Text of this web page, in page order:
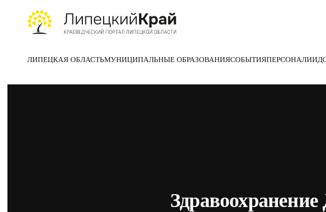
Skip to main content
ЛИПЕЦКАЯ ОБЛАСТЬМУНИЦИПАЛЬНЫЕ ОБРАЗОВАНИЯСОБЫТИЯПЕРСОНАЛИИ